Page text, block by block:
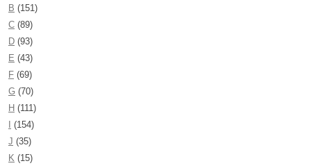
B (151)
C (89)
D (93)
E (43)
F (69)
G (70)
H (111)
(154)
J (35)
K (15)